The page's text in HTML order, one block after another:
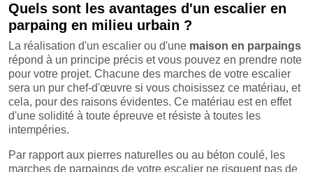
Quels sont les avantages d'un escalier en
parpaing en milieu urbain ?
La réalisation d'un escalier ou d'une maison en parpaings
répond à un principe précis et vous pouvez en prendre note
pour votre projet. Chacune des marches de votre escalier
sera un pur chef-d'œuvre si vous choisissez ce matériau, et
cela, pour des raisons évidentes. Ce matériau est en effet
d'une solidité à toute épreuve et résiste à toutes les
intempéries.
Par rapport aux pierres naturelles ou au béton coulé, les
marches de parpaings de votre escalier ne risquent pas de